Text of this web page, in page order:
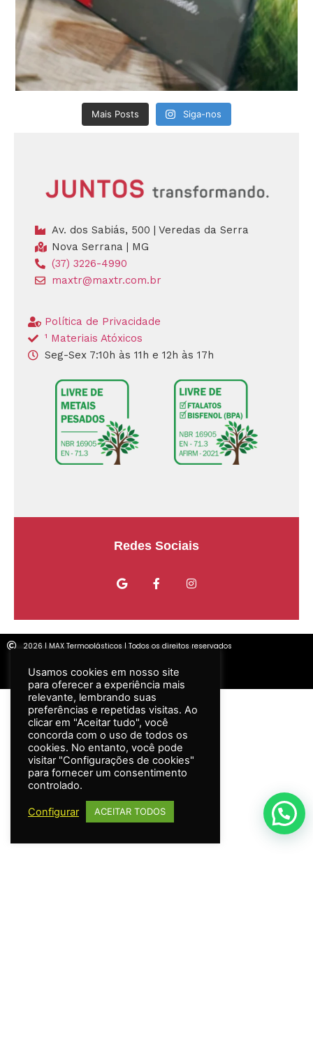
Mais Posts Siga-nos
Av. dos Sabiás, 500 | Veredas da Serra
Nova Serrana | MG
(37) 3226-4990
maxtr@maxtr.com.br
Política de Privacidade
¹ Materiais Atóxicos
Seg-Sex 7:10h às 11h e 12h às 17h
Redes Sociais
2026 | MAX Termoplásticos | Todos os direitos reservados
para oferecer a experiência mais
preferências e repetidas visitas. Ao
cookies. No entanto, você pode
controlado.
Configurar ACEITAR TODOS